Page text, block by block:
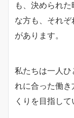
も、決められ
な方も、それ
があります。
私たちは一人
れに合った働
くりを目指して